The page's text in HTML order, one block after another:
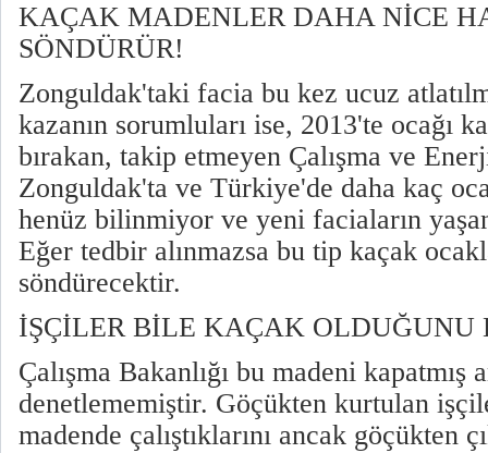
KAÇAK MADENLER DAHA NİCE
SÖNDÜRÜR!
Zonguldak'taki facia bu kez ucuz
kazanın sorumluları ise, 2013'te ocağı
bırakan, takip etmeyen Çalışma ve
Zonguldak'ta ve Türkiye'de daha kaç
henüz bilinmiyor ve yeni faciaların
Eğer tedbir alınmazsa bu tip kaçak
söndürecektir.
İŞÇİLER BİLE KAÇAK
Çalışma Bakanlığı bu madeni kapatmış
denetlememiştir. Göçükten kurtulan
madende çalıştıklarını ancak göçükten